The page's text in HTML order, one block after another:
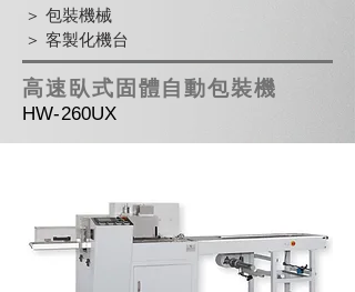
＞ 包裝機械
＞ 客製化機台
高速臥式固體自動包裝機
HW-260UX